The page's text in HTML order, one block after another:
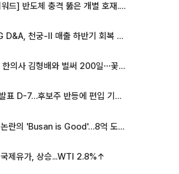
[증시키워드] 반도체 충격 뚫은 개별 호재...포스코퓨처엠·에코프로·한화솔루션 '눈길'
iM "LIG D&A, 천궁-II 매출 하반기 회복 전망…방산 톱픽 유지"
아옳이, 한의사 김형배와 벌써 200일⋯꽃다발 들고 "프러포즈 아냐"
MSCI 발표 D-7…후보주 반등에 편입 기대 재점화
논란의 'Busan is Good'…8억 도시브랜드, 용산 대통령실 CI 업체가 수행
국제유가, 상승...WTI 2.8%↑